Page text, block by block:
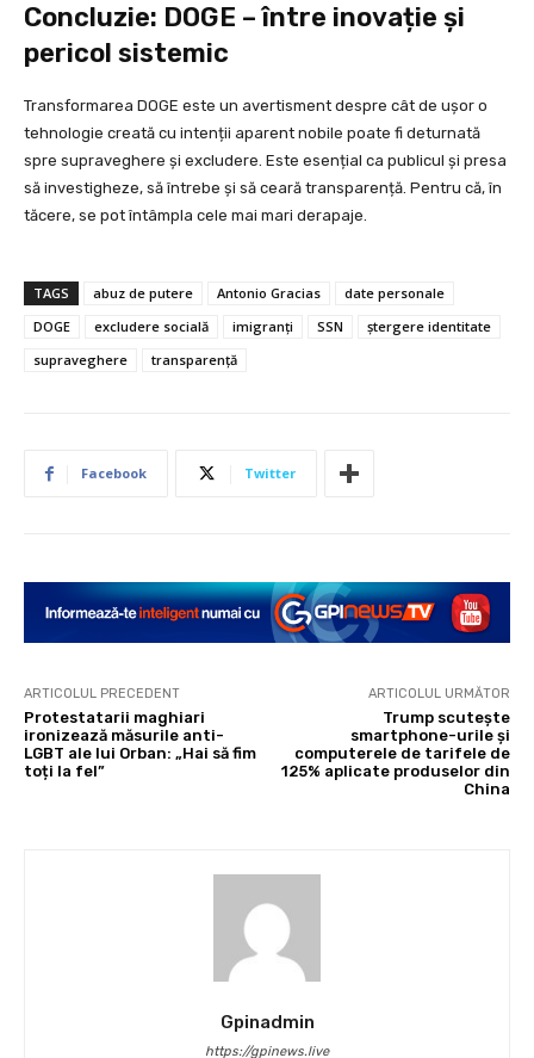
Concluzie: DOGE – între inovație și
pericol sistemic
Transformarea DOGE este un avertisment despre cât de ușor o
tehnologie creată cu intenții aparent nobile poate fi deturnată
spre supraveghere și excludere. Este esențial ca publicul și presa
să investigheze, să întrebe și să ceară transparență. Pentru că, în
tăcere, se pot întâmpla cele mai mari derapaje.
TAGS abuz de putere Antonio Gracias
date personale
DOGE
excludere socială imigranți SSN
ștergere identitate
supraveghere
transparență
Facebook Twitter
ARTICOLUL PRECEDENT
Protestatarii maghiari
ironizează măsurile anti-
LGBT ale lui Orban: „Hai să fim
toți la fel”
ARTICOLUL URMĂTOR
Trump scutește
smartphone-urile și
computerele de tarifele de
125% aplicate produselor din
China
Gpinadmin
https://gpinews.live